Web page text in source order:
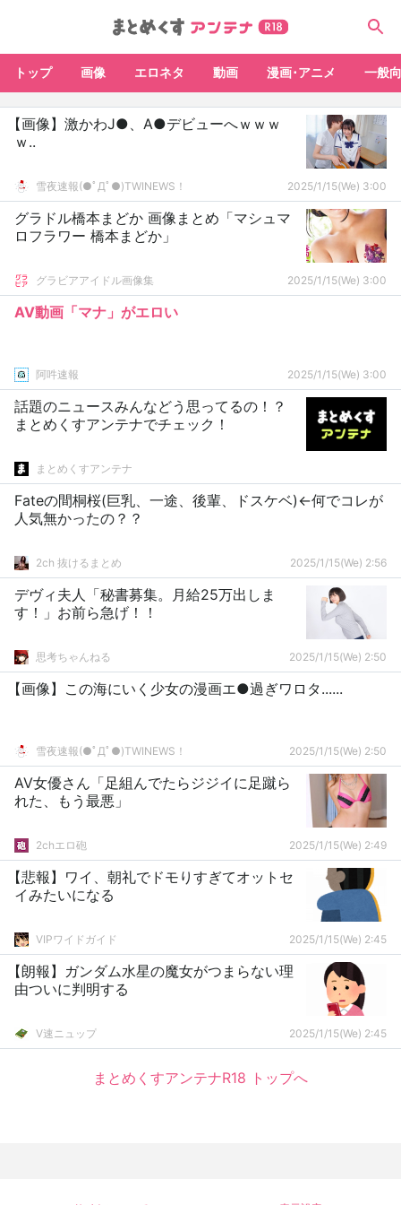
トップ 画像 エロネタ 動画 漫画･アニメ 一般
【画像】激かわJ●、A●デビューへｗｗｗ
ｗ..
雪夜速報(●ﾟДﾟ●)TWINEWS！ 2025/1/15(We) 3:00
グラドル橋本まどか 画像まとめ「マシュマ
ロフラワー 橋本まどか」
グラビアアイドル画像集 2025/1/15(We) 3:00
AV動画「マナ」がエロい
阿吽速報 2025/1/15(We) 3:00
話題のニュースみんなどう思ってるの！？
まとめくすアンテナでチェック！
まとめくすアンテナ
Fateの間桐桜(巨乳、一途、後輩、ドスケベ)←何でコレが
人気無かったの？？
2ch 抜けるまとめ 2025/1/15(We) 2:56
デヴィ夫人「秘書募集。月給25万出しま
す！」お前ら急げ！！
思考ちゃんねる 2025/1/15(We) 2:50
【画像】この海にいく少女の漫画エ●過ぎワロタ......
雪夜速報(●ﾟДﾟ●)TWINEWS！ 2025/1/15(We) 2:50
AV女優さん「足組んでたらジジイに足蹴ら
れた、もう最悪」
2chエロ砲 2025/1/15(We) 2:49
【悲報】ワイ、朝礼でドモりすぎてオットセ
イみたいになる
VIPワイドガイド 2025/1/15(We) 2:45
【朗報】ガンダム水星の魔女がつまらない理
由ついに判明する
V速ニュップ 2025/1/15(We) 2:45
まとめくすアンテナR18 トップへ